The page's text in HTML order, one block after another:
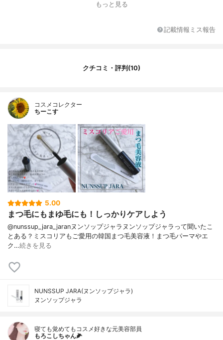
もっと見る
記載情報ミス報告
クチコミ・評判(10)
コスメコレクター
ちーこす
5.00
まつ毛にもまゆ毛にも！しっかりケアしよう
⁡⁡⁡@nunssup_jara_jaranヌンソップジャラ⁡⁡⁡ヌンソップジャラって聞いたこ
とある？ミスコリアもご愛用の韓国まつ毛美容液！⁡まつ毛パーマやエ
ク…続きを見る
NUNSSUP JARA(ヌンソップジャラ)
ヌンソップジャラ
寝ても覚めてもコスメ好きな元美容部員
もろこしちゃん🌽